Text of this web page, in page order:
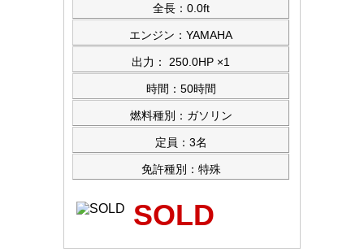
全長：0.0ft
エンジン：YAMAHA
出力： 250.0HP ×1
時間：50時間
燃料種別：ガソリン
定員：3名
免許種別：特殊
SOLD